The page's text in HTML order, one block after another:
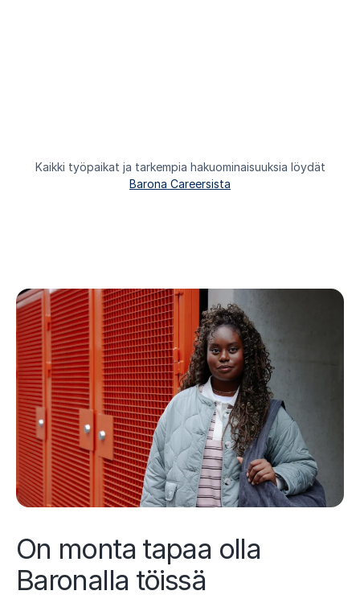
Kaikki työpaikat ja tarkempia hakuominaisuuksia löydät
Barona Careersista
On monta tapaa olla
Baronalla töissä